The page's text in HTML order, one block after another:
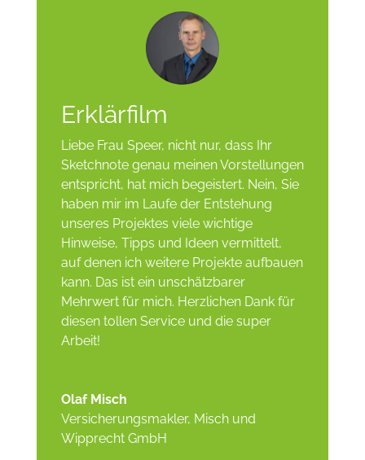
Erklärfilm
Liebe Frau Speer, nicht nur, dass Ihr
Sketchnote genau meinen Vorstellungen
entspricht, hat mich begeistert. Nein, Sie
haben mir im Laufe der Entstehung
unseres Projektes viele wichtige
Hinweise, Tipps und Ideen vermittelt,
auf denen ich weitere Projekte aufbauen
kann. Das ist ein unschätzbarer
Mehrwert für mich. Herzlichen Dank für
diesen tollen Service und die super
Arbeit!
Olaf Misch
Versicherungsmakler, Misch und
Wipprecht GmbH